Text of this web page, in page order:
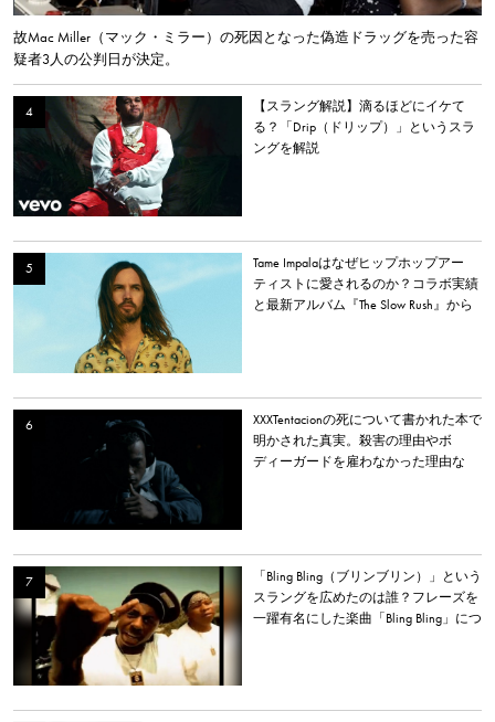
故Mac Miller（マック・ミラー）の死因となった偽造ドラッグを売った容
疑者3人の公判日が決定。
【スラング解説】滴るほどにイケて
る？「Drip（ドリップ）」というスラ
ングを解説
Tame Impalaはなぜヒップホップアー
ティストに愛されるのか？コラボ実績
と最新アルバム『The Slow Rush』から
XXXTentacionの死について書かれた本で
明かされた真実。殺害の理由やボ
ディーガードを雇わなかった理由な
「Bling Bling（ブリンブリン）」という
スラングを広めたのは誰？フレーズを
一躍有名にした楽曲「Bling Bling」につ